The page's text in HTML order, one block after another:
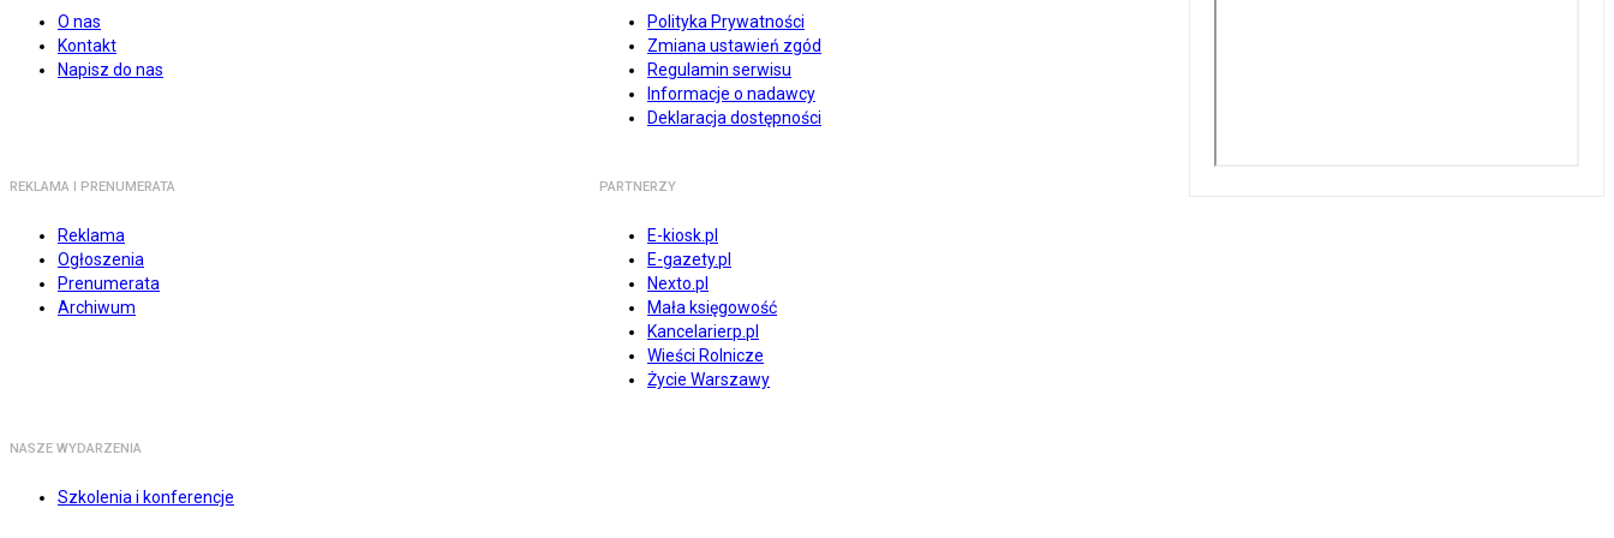
O nas
Kontakt
Napisz do nas
Polityka Prywatności
Zmiana ustawień zgód
Regulamin serwisu
Informacje o nadawcy
Deklaracja dostępności
REKLAMA I PRENUMERATA
Reklama
Ogłoszenia
Prenumerata
Archiwum
PARTNERZY
E-kiosk.pl
E-gazety.pl
Nexto.pl
Mała księgowość
Kancelarierp.pl
Wieści Rolnicze
Życie Warszawy
NASZE WYDARZENIA
Szkolenia i konferencje